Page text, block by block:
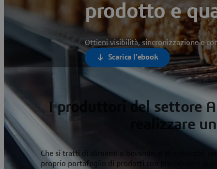
prodotto e
Ottieni visibilità, sincronizzazione e
Scarica l'ebook
I produttori del settore
realizzare
Che si tratti di alimenti o bevande, o di entrambi,
proprio portafoglio di prodotti con precisione e